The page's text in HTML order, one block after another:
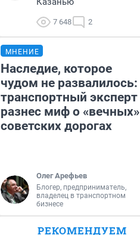
7 648 2
МНЕНИЕ
Наследие, которое
чудом не развалилось:
транспортный эксперт
разнес миф о «вечных»
советских дорогах
Олег Арефьев
Блогер, предприниматель,
владелец в транспортном
бизнесе
РЕКОМЕНДУЕМ